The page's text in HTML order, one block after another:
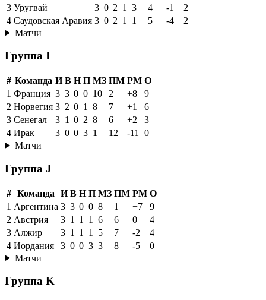
3 Уругвай 3 0 2 1 3 4 -1
2
4 Саудовская Аравия 3 0 2 1 1 5 -4
2
Матчи
Группа I
# Команда И В Н П МЗ ПМ РМ О
1 Франция 3 3 0 0 10 2 +8
9
2 Норвегия 3 2 0 1 8 7 +1
6
3 Сенегал 3 1 0 2 8 6 +2
3
4 Ирак 3 0 0 3 1 12 -11
0
Матчи
Группа J
# Команда И В Н П МЗ ПМ РМ О
1 Аргентина 3 3 0 0 8 1 +7
9
2 Австрия 3 1 1 1 6 6 0
4
3 Алжир 3 1 1 1 5 7 -2
4
4 Иордания 3 0 0 3 3 8 -5
0
Матчи
Группа K